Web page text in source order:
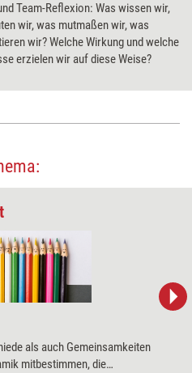
Team-Reflexion: Was wissen wir,
wir, was mutmaßen wir, was
wir? Welche Wirkung und welche
erzielen wir auf diese Weise?
als auch Gemeinsamkeiten
mitbestimmen, die